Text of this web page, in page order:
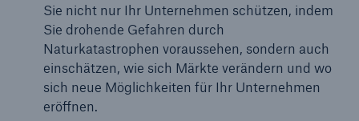
Sie nicht nur Ihr Unternehmen schützen, indem
Sie drohende Gefahren durch
Naturkatastrophen voraussehen, sondern auch
einschätzen, wie sich Märkte verändern und wo
sich neue Möglichkeiten für Ihr Unternehmen
eröffnen.